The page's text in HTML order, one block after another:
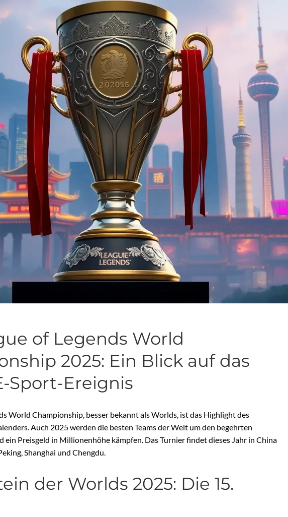
of Legends World
2025: Ein Blick auf das
Sport-Ereignis
World Championship, besser bekannt als Worlds, ist das Highlight des
Auch 2025 werden die besten Teams der Welt um den begehrten
ein Preisgeld in Millionenhöhe kämpfen. Das Turnier findet dieses Jahr in China
Shanghai und Chengdu.
der Worlds 2025: Die 15.